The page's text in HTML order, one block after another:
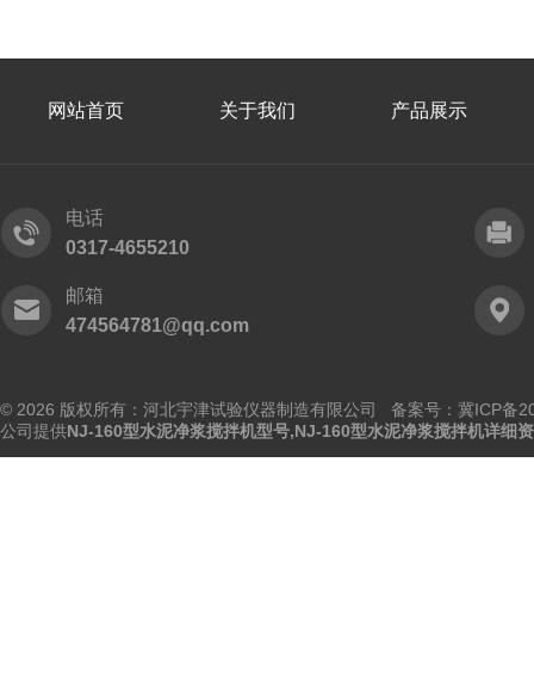
网站首页 关于我们 产品展示
电话
0317-4655210
邮箱
474564781@qq.com
© 2026 版权所有：河北宇津试验仪器制造有限公司 备案号：冀ICP备
公司提供NJ-160型水泥净浆搅拌机型号,NJ-160型水泥净浆搅拌机详细